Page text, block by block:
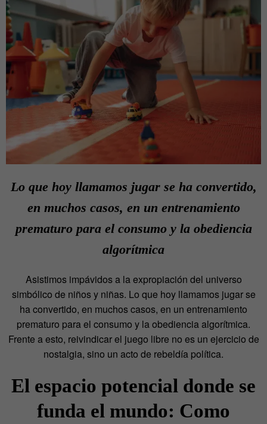
Lo que hoy llamamos jugar se ha convertido,
en muchos casos, en un entrenamiento
prematuro para el consumo y la obediencia
algorítmica
Asistimos impávidos a la expropiación del universo
simbólico de niños y niñas. Lo que hoy llamamos jugar se
ha convertido, en muchos casos, en un entrenamiento
prematuro para el consumo y la obediencia algorítmica.
Frente a esto, reivindicar el juego libre no es un ejercicio de
nostalgia, sino un acto de rebeldía política.
El espacio potencial donde se
funda el mundo: Como